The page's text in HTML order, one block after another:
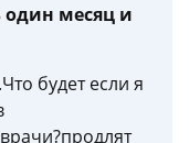
один месяц и
будет если я